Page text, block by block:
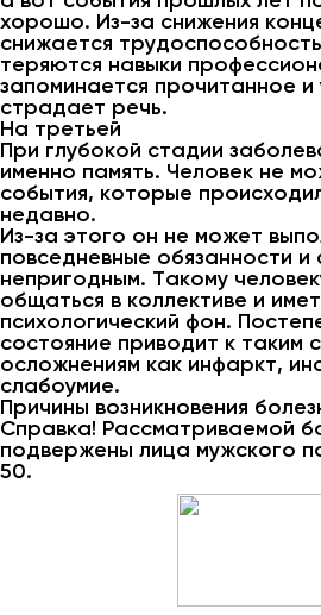
хорошо. Из-за снижения
снижается
теряются навыки
запоминается прочитанное
страдает речь.
На третьей
При глубокой стадии
именно память. Человек не
события, которые
недавно.
Из-за этого он не может
повседневные обязанности
непригодным. Такому
общаться в коллективе и
психологический фон.
состояние приводит к таким
осложнениям как инфаркт,
слабоумие.
Причины возникновения
Справка! Рассматриваемой
подвержены лица мужского
50.